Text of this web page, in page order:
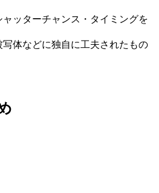
ッターチャンス・タイミングを
体などに独自に工夫されたもの